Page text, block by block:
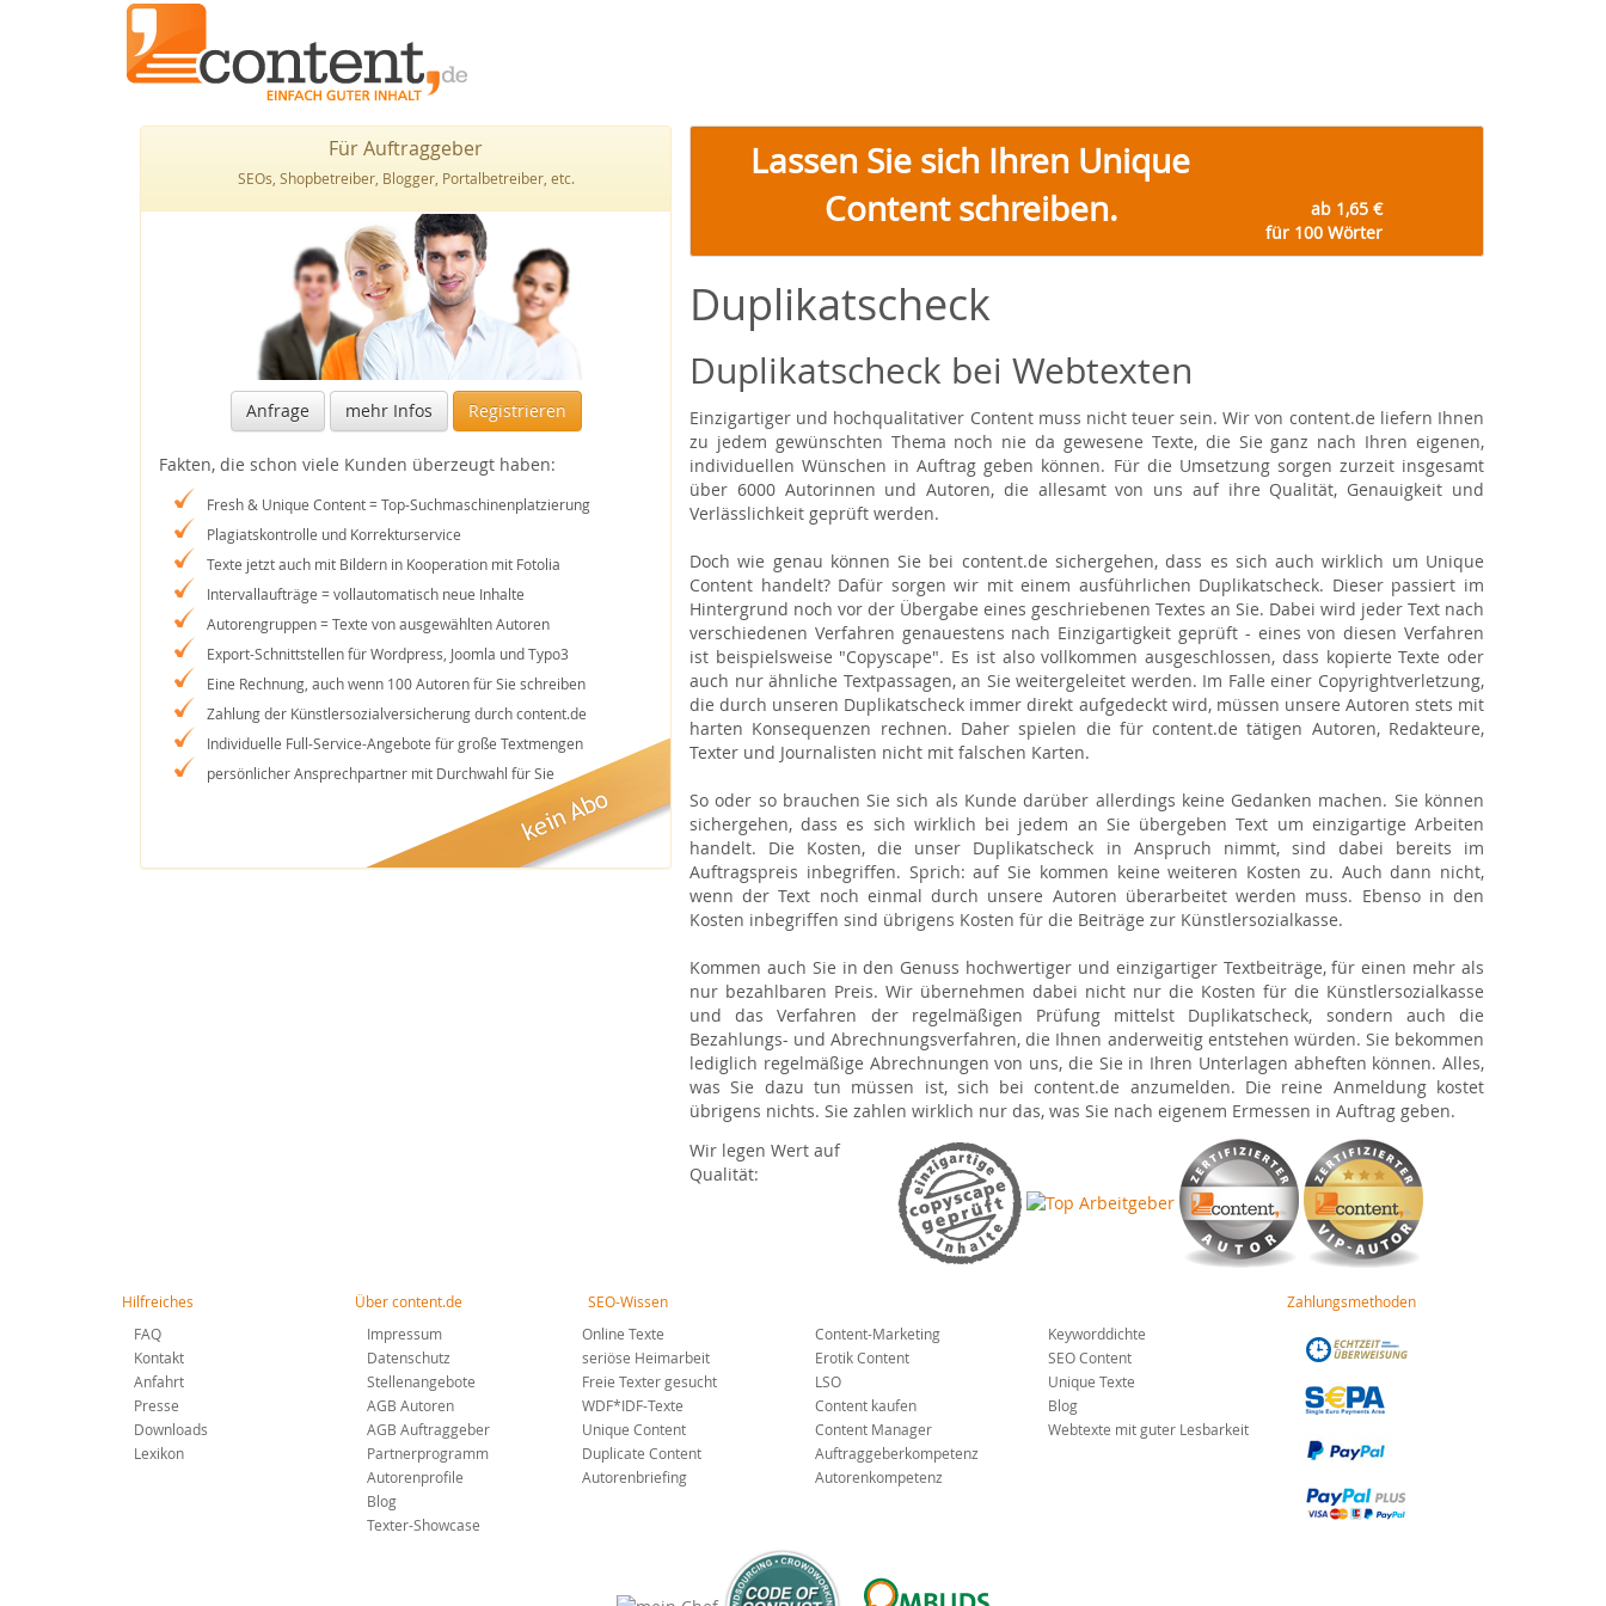
Für Auftraggeber
SEOs, Shopbetreiber, Blogger, Portalbetreiber, etc.
Anfrage mehr Infos Registrieren
Fakten, die schon viele Kunden überzeugt haben:
Fresh & Unique Content = Top-Suchmaschinenplatzierung
Plagiatskontrolle und Korrekturservice
Texte jetzt auch mit Bildern in Kooperation mit Fotolia
Intervallaufträge = vollautomatisch neue Inhalte
Autorengruppen = Texte von ausgewählten Autoren
Export-Schnittstellen für Wordpress, Joomla und Typo3
Eine Rechnung, auch wenn 100 Autoren für Sie schreiben
Zahlung der Künstlersozialversicherung durch content.de
Individuelle Full-Service-Angebote für große Textmengen
persönlicher Ansprechpartner mit Durchwahl für Sie
Lassen Sie sich Ihren Unique
Content schreiben.
ab 1,65 €
für 100 Wörter
Duplikatscheck
Duplikatscheck bei Webtexten
Einzigartiger und hochqualitativer Content muss nicht teuer sein. Wir von content.de liefern Ihnen
zu jedem gewünschten Thema noch nie da gewesene Texte, die Sie ganz nach Ihren eigenen,
individuellen Wünschen in Auftrag geben können. Für die Umsetzung sorgen zurzeit insgesamt
über 6000 Autorinnen und Autoren, die allesamt von uns auf ihre Qualität, Genauigkeit und
Verlässlichkeit geprüft werden.
Doch wie genau können Sie bei content.de sichergehen, dass es sich auch wirklich um Unique
Content handelt? Dafür sorgen wir mit einem ausführlichen Duplikatscheck. Dieser passiert im
Hintergrund noch vor der Übergabe eines geschriebenen Textes an Sie. Dabei wird jeder Text nach
verschiedenen Verfahren genauestens nach Einzigartigkeit geprüft - eines von diesen Verfahren
ist beispielsweise "Copyscape". Es ist also vollkommen ausgeschlossen, dass kopierte Texte oder
auch nur ähnliche Textpassagen, an Sie weitergeleitet werden. Im Falle einer Copyrightverletzung,
die durch unseren Duplikatscheck immer direkt aufgedeckt wird, müssen unsere Autoren stets mit
harten Konsequenzen rechnen. Daher spielen die für content.de tätigen Autoren, Redakteure,
Texter und Journalisten nicht mit falschen Karten.
So oder so brauchen Sie sich als Kunde darüber allerdings keine Gedanken machen. Sie können
sichergehen, dass es sich wirklich bei jedem an Sie übergeben Text um einzigartige Arbeiten
handelt. Die Kosten, die unser Duplikatscheck in Anspruch nimmt, sind dabei bereits im
Auftragspreis inbegriffen. Sprich: auf Sie kommen keine weiteren Kosten zu. Auch dann nicht,
wenn der Text noch einmal durch unsere Autoren überarbeitet werden muss. Ebenso in den
Kosten inbegriffen sind übrigens Kosten für die Beiträge zur Künstlersozialkasse.
Kommen auch Sie in den Genuss hochwertiger und einzigartiger Textbeiträge, für einen mehr als
nur bezahlbaren Preis. Wir übernehmen dabei nicht nur die Kosten für die Künstlersozialkasse
und das Verfahren der regelmäßigen Prüfung mittelst Duplikatscheck, sondern auch die
Bezahlungs- und Abrechnungsverfahren, die Ihnen anderweitig entstehen würden. Sie bekommen
lediglich regelmäßige Abrechnungen von uns, die Sie in Ihren Unterlagen abheften können. Alles,
was Sie dazu tun müssen ist, sich bei content.de anzumelden. Die reine Anmeldung kostet
übrigens nichts. Sie zahlen wirklich nur das, was Sie nach eigenem Ermessen in Auftrag geben.
Wir legen Wert auf
Qualität:
Hilfreiches
FAQ
Kontakt
Anfahrt
Presse
Downloads
Lexikon
Über content.de
Impressum
Datenschutz
Stellenangebote
AGB Autoren
AGB Auftraggeber
Partnerprogramm
Autorenprofile
Blog
Texter-Showcase
SEO-Wissen
Online Texte
seriöse Heimarbeit
Freie Texter gesucht
WDF*IDF-Texte
Unique Content
Duplicate Content
Autorenbriefing
Content-Marketing
Erotik Content
LSO
Content kaufen
Content Manager
Auftraggeberkompetenz
Autorenkompetenz
Keyworddichte
SEO Content
Unique Texte
Blog
Webtexte mit guter Lesbarkeit
Zahlungsmethoden